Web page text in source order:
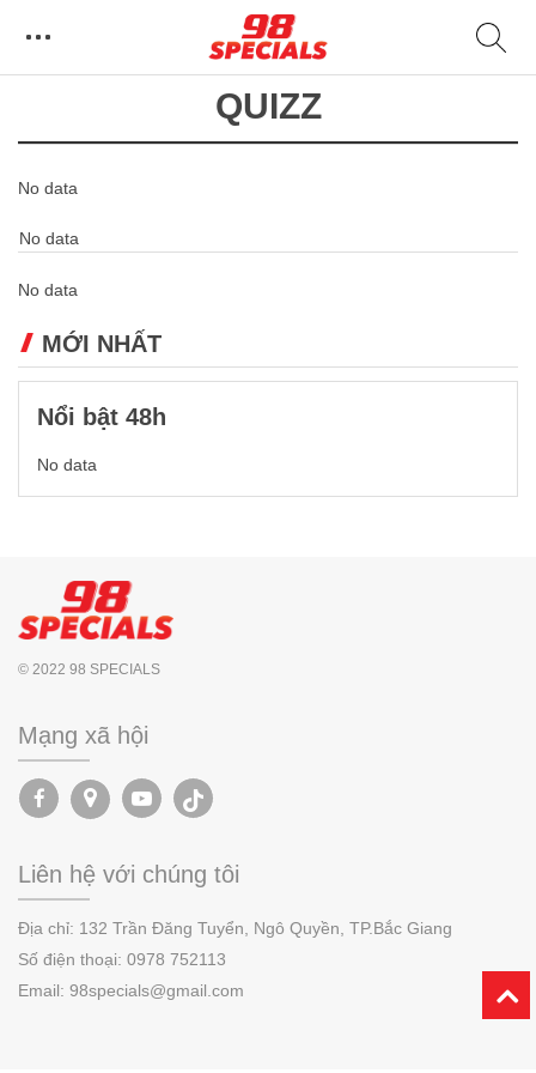
QUIZZ
No data
No data
No data
MỚI NHẤT
Nổi bật 48h
No data
© 2022 98 SPECIALS
Mạng xã hội
Liên hệ với chúng tôi
Địa chỉ: 132 Trần Đăng Tuyển, Ngô Quyền, TP.Bắc Giang
Số điện thoại: 0978 752113
Email: 98specials@gmail.com